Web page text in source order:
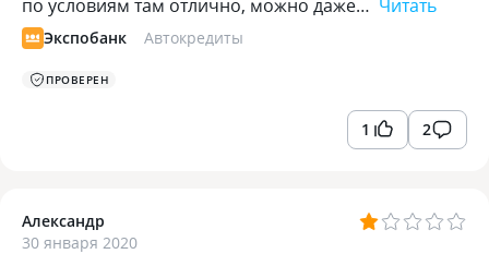
по условиям там отлично, можно даже… Читать
Экспобанк Автокредиты
ПРОВЕРЕН
1 2
Александр
30 января 2020